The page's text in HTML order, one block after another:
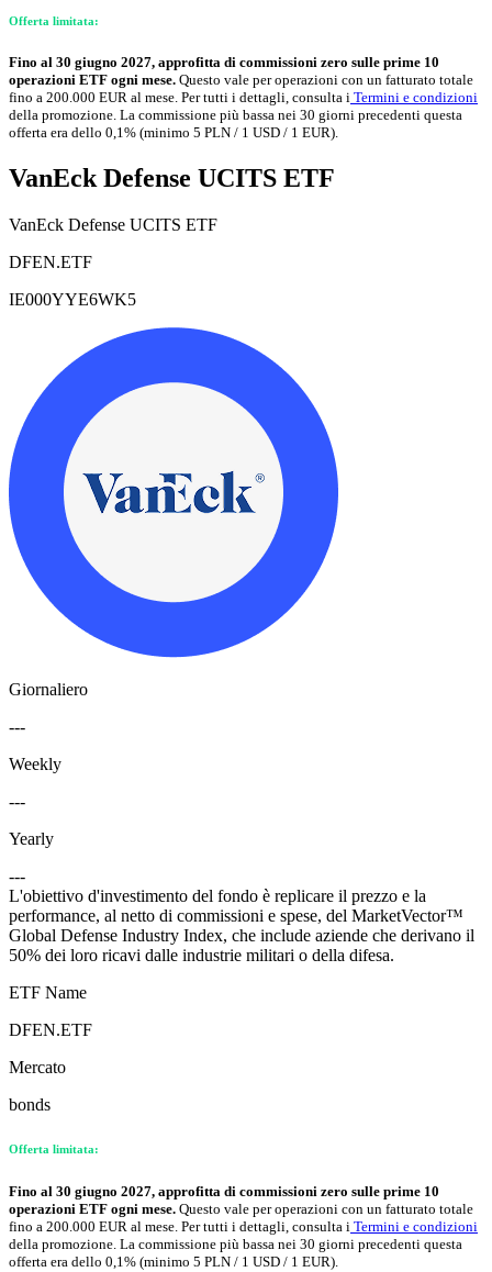
Offerta limitata:
Fino al 30 giugno 2027, approfitta di commissioni zero sulle prime 10
operazioni ETF ogni mese. Questo vale per operazioni con un fatturato totale
fino a 200.000 EUR al mese. Per tutti i dettagli, consulta i Termini e condizioni
della promozione. La commissione più bassa nei 30 giorni precedenti questa
offerta era dello 0,1% (minimo 5 PLN / 1 USD / 1 EUR).
VanEck Defense UCITS ETF
VanEck Defense UCITS ETF
DFEN.ETF
IE000YYE6WK5
Giornaliero
---
Weekly
---
Yearly
---
L'obiettivo d'investimento del fondo è replicare il prezzo e la
performance, al netto di commissioni e spese, del MarketVector™
Global Defense Industry Index, che include aziende che derivano il
50% dei loro ricavi dalle industrie militari o della difesa.
ETF Name
DFEN.ETF
Mercato
bonds
Offerta limitata:
Fino al 30 giugno 2027, approfitta di commissioni zero sulle prime 10
operazioni ETF ogni mese. Questo vale per operazioni con un fatturato totale
fino a 200.000 EUR al mese. Per tutti i dettagli, consulta i Termini e condizioni
della promozione. La commissione più bassa nei 30 giorni precedenti questa
offerta era dello 0,1% (minimo 5 PLN / 1 USD / 1 EUR).